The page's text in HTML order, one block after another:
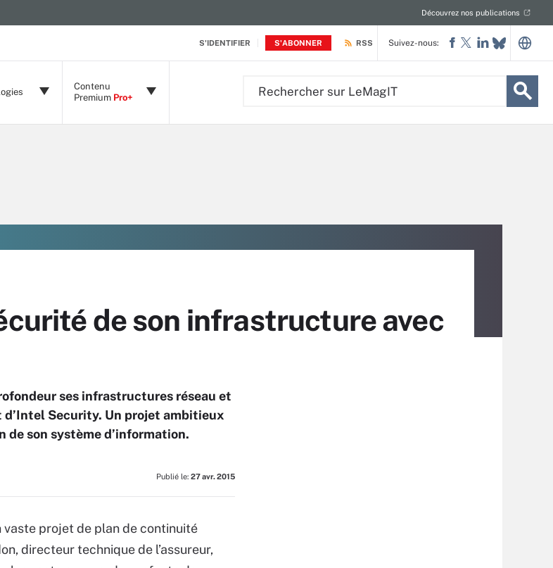
S'IDENTIFIER S'ABONNER
Découvrez nos publications
RSS
Contenu
Premium Pro+
Suivez-nous:
de son infrastructure avec
ses infrastructures réseau et
d’Intel Security. Un projet ambitieux
de son système d’information.
Publié le: 27 avr. 2015
vaste projet de plan de continuité
directeur technique de l’assureur,